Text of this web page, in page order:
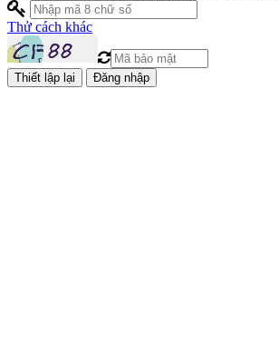
Thử cách khác
Đăng nhập